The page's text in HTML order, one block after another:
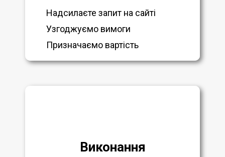
Надсилаєте запит на сайті
Узгоджуємо вимоги
Призначаємо вартість
Виконання